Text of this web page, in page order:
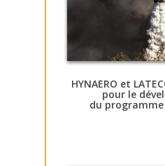
HYNAERO et
pour le
du programme